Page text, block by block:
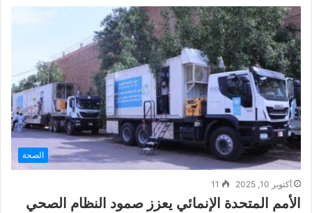
الصحة
أكتوبر 10, 2025 11
الأمم المتحدة الإنمائي يعزز صمود النظام الصحي